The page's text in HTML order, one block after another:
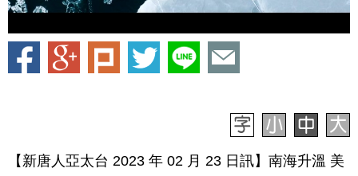
【新唐人亞太台 2023 年 02 月 23 日訊】南海升溫 美